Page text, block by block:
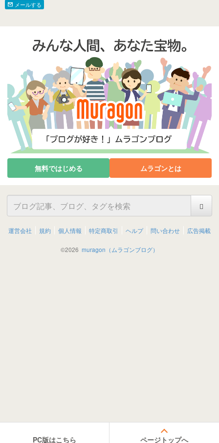
メールする
無料ではじめる ムラゴンとは
運営会社 規約 個人情報 特定商取引 ヘルプ 問い合わせ 広告掲載
©2026 muragon（ムラゴンブログ）
PC版はこちら ページトップへ